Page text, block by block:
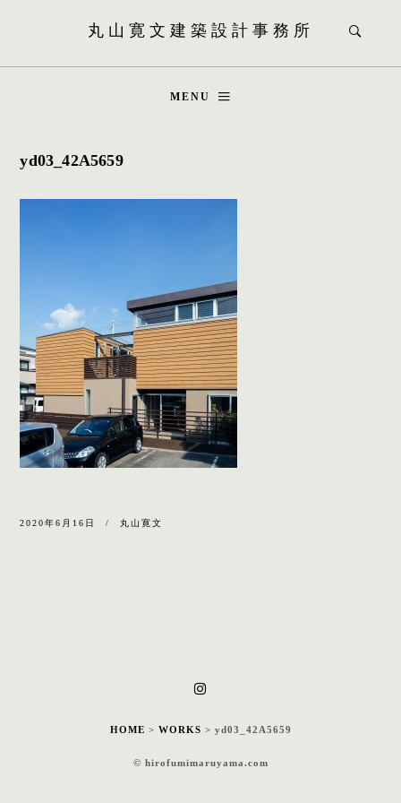
丸山寛文建築設計事務所
MENU
yd03_42A5659
2020年6月16日 丸山寛文
HOME > WORKS > yd03_42A5659
© hirofumimaruyama.com